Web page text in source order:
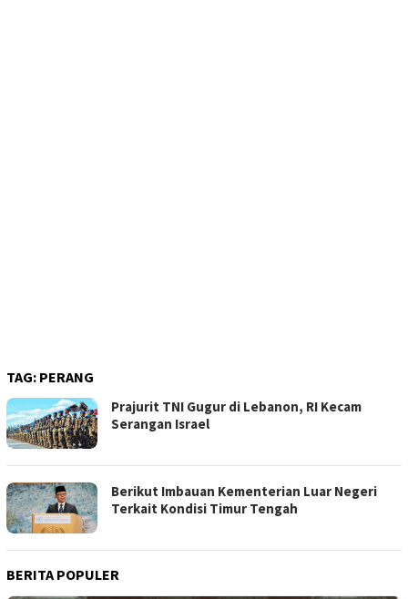
TAG: PERANG
Prajurit TNI Gugur di Lebanon, RI Kecam
Serangan Israel
Berikut Imbauan Kementerian Luar Negeri
Terkait Kondisi Timur Tengah
BERITA POPULER